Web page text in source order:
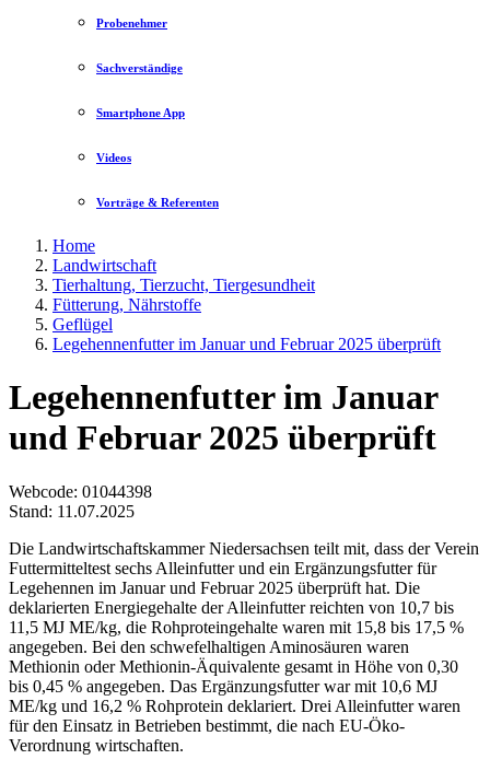
Probenehmer
Sachverständige
Smartphone App
Videos
Vorträge & Referenten
Home
Landwirtschaft
Tierhaltung, Tierzucht, Tiergesundheit
Fütterung, Nährstoffe
Geflügel
Legehennenfutter im Januar und Februar 2025 überprüft
Legehennenfutter im Januar
und Februar 2025 überprüft
Webcode: 01044398
Stand: 11.07.2025
Die Landwirtschaftskammer Niedersachsen teilt mit, dass der Verein
Futtermitteltest sechs Alleinfutter und ein Ergänzungsfutter für
Legehennen im Januar und Februar 2025 überprüft hat. Die
deklarierten Energiegehalte der Alleinfutter reichten von 10,7 bis
11,5 MJ ME/kg, die Rohproteingehalte waren mit 15,8 bis 17,5 %
angegeben. Bei den schwefelhaltigen Aminosäuren waren
Methionin oder Methionin-Äquivalente gesamt in Höhe von 0,30
bis 0,45 % angegeben. Das Ergänzungsfutter war mit 10,6 MJ
ME/kg und 16,2 % Rohprotein deklariert. Drei Alleinfutter waren
für den Einsatz in Betrieben bestimmt, die nach EU-Öko-
Verordnung wirtschaften.